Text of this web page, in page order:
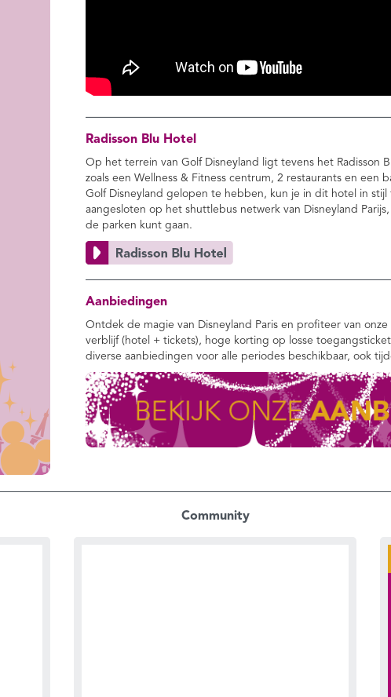
Radisson Blu Hotel
Op het terrein van Golf Disneyland ligt tevens het Radisson
zoals een Wellness & Fitness centrum, 2 restaurants en
Golf Disneyland gelopen te hebben, kun je in dit hotel in
aangesloten op het shuttlebus netwerk van Disneyland
de parken kunt gaan.
Aanbiedingen
Ontdek de magie van Disneyland Paris en profiteer van
verblijf (hotel + tickets), hoge korting op losse
diverse aanbiedingen voor alle periodes beschikbaar, ook
Community